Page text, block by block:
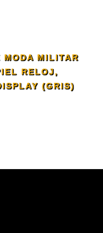
MODA MILITAR
RELOJ,
(GRIS)